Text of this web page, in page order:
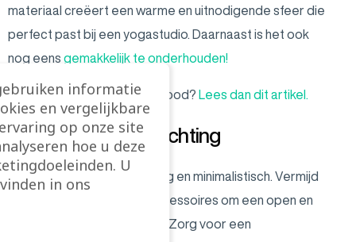
materiaal creëert een warme en uitnodigende sfeer die
perfect past bij een yogastudio. Daarnaast is het ook
nog eens gemakkelijk te onderhouden!
Meer weten over Thermowood? Lees dan dit artikel.
Minimalistische inrichting
Houd de inrichting eenvoudig en minimalistisch. Vermijd
overbodige meubels en accessoires om een open en
serene ruimte te behouden. Zorg voor een
informatie
en vergelijkbare
op onze site
hoe u deze
U
in ons